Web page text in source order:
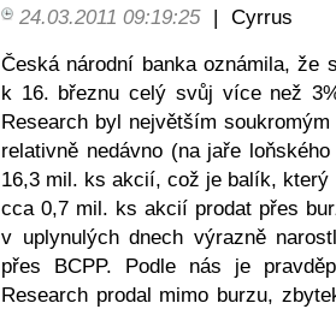
24.03.2011 09:19:25 | Cyrrus
Česká národní banka oznámila, že
k 16. březnu celý svůj více než
Research byl největším
relativně nedávno (na jaře
16,3 mil. ks akcií, což je balík, který
cca 0,7 mil. ks akcií prodat přes
v uplynulých dnech výrazně
přes BCPP. Podle nás je
Research prodal mimo burzu,